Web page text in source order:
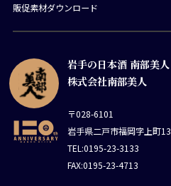
岩手の日本酒 南部美人
株式会社南部美人
〒028-6101
岩手県二戸市福岡字上町13
TEL:0195-23-3133
FAX:0195-23-4713
販促素材ダウンロード